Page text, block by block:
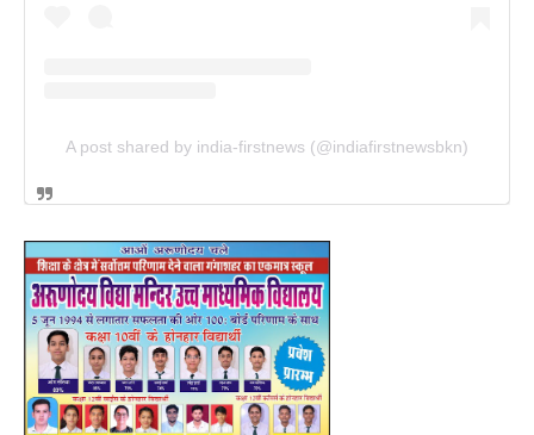
A post shared by india-firstnews (@indiafirstnewsbkn)